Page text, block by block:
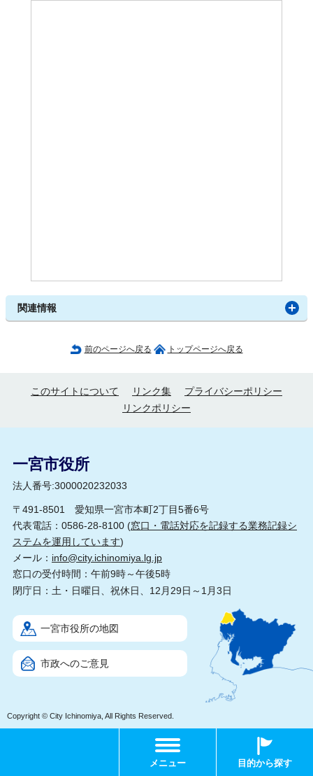
関連情報
前のページへ戻る トップページへ戻る
メニュー 目的から探す
このサイトについて リンク集
プライバシーポリシー
リンクポリシー
一宮市役所
法人番号:3000020232033
〒491-8501 愛知県一宮市本町2丁目5番6号
代表電話：0586-28-8100 (窓口・電話対応を記録する業務記録シ
ステムを運用しています)
メール： info@city.ichinomiya.lg.jp
窓口の受付時間：午前9時～午後5時
閉庁日：土・日曜日、祝休日、12月29日～1月3日
一宮市役所の地図
市政へのご意見
Copyright © City Ichinomiya, All Rights Reserved.